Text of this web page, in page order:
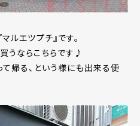
ルエツプチ』です。
うならこちらです♪
帰る、という様にも出来る便